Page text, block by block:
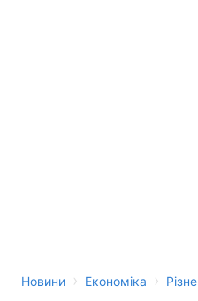
Новини › Економіка › Різне